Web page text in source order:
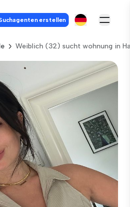
erstellen
Weiblich (32) sucht wohnung in